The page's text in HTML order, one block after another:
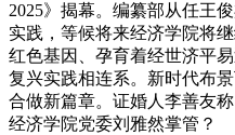
2025》揭幕。编纂部从任王
实践，等候将来经济学院将
红色基因、孕育着经世济平
复兴实践相连系。新时代布
合做新篇章。证婚人李善友
经济学院党委刘雅然掌管？